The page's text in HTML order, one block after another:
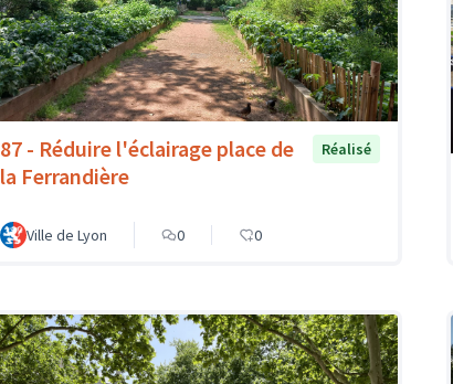
87 - Réduire l'éclairage place de
la Ferrandière
Réalisé
Ville de Lyon 0 0